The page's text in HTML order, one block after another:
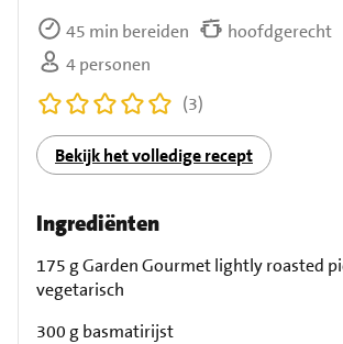
45 min bereiden
hoofdgerecht
4 personen
(3)
Bekijk het volledige recept
Ingrediënten
175 g Garden Gourmet lightly roasted
vegetarisch
300 g basmatirijst